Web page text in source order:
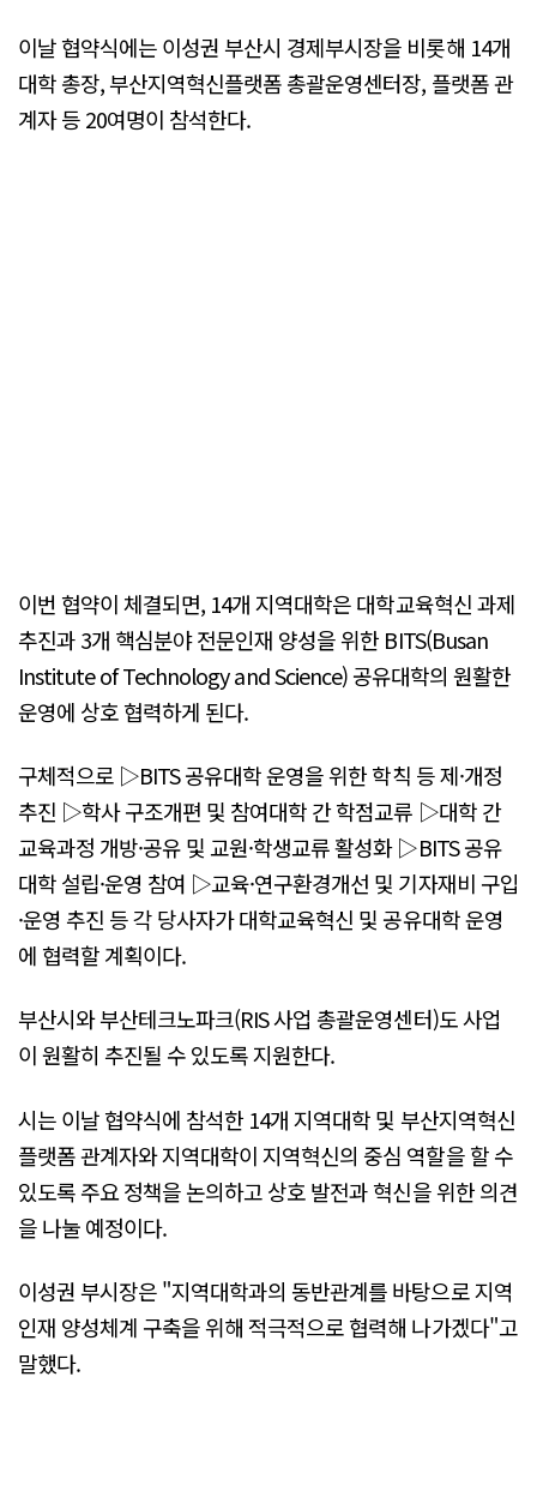
이날 협약식에는 이성권 부산시 경제부시장을 비롯해 14개
대학 총장, 부산지역혁신플랫폼 총괄운영센터장, 플랫폼 관
계자 등 20여명이 참석한다.
이번 협약이 체결되면, 14개 지역대학은 대학교육혁신 과제
추진과 3개 핵심분야 전문인재 양성을 위한 BITS(Busan
Institute of Technology and Science) 공유대학의 원활한
운영에 상호 협력하게 된다.
구체적으로 ▷BITS 공유대학 운영을 위한 학칙 등 제·개정
추진 ▷학사 구조개편 및 참여대학 간 학점교류 ▷대학 간
교육과정 개방·공유 및 교원·학생교류 활성화 ▷BITS 공유
대학 설립·운영 참여 ▷교육·연구환경개선 및 기자재비 구입
·운영 추진 등 각 당사자가 대학교육혁신 및 공유대학 운영
에 협력할 계획이다.
부산시와 부산테크노파크(RIS 사업 총괄운영센터)도 사업
이 원활히 추진될 수 있도록 지원한다.
시는 이날 협약식에 참석한 14개 지역대학 및 부산지역혁신
플랫폼 관계자와 지역대학이 지역혁신의 중심 역할을 할 수
있도록 주요 정책을 논의하고 상호 발전과 혁신을 위한 의견
을 나눌 예정이다.
이성권 부시장은 "지역대학과의 동반관계를 바탕으로 지역
인재 양성체계 구축을 위해 적극적으로 협력해 나가겠다"고
말했다.